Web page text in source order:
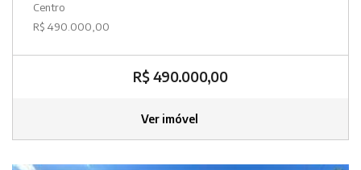
Centro
R$ 490.000,00
R$ 490.000,00
Ver imóvel